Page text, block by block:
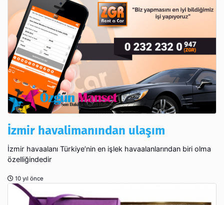
İzmir havalimanından ulaşım
İzmir havaalanı Türkiye’nin en işlek havaalanlarından biri olma
özelliğindedir
10 yıl önce